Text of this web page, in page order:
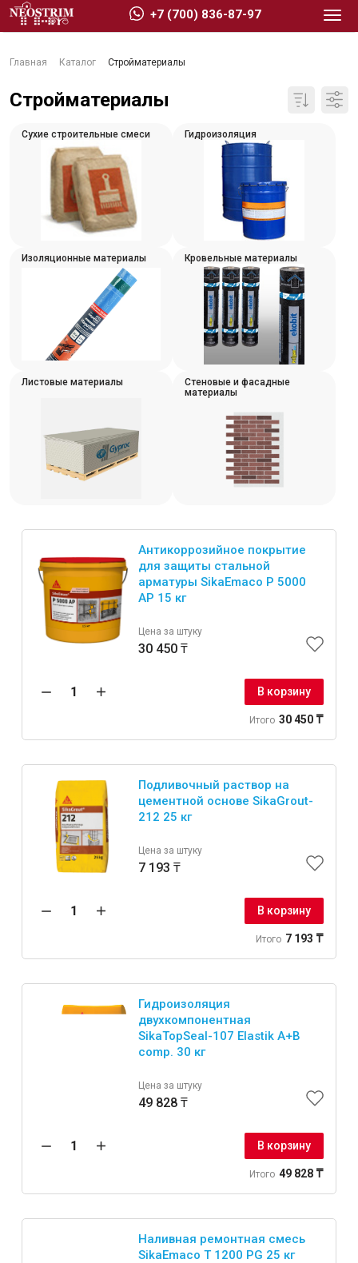
Главная Каталог Стройматериалы
Стройматериалы
Сухие строительные смеси Гидроизоляция
Изоляционные материалы Кровельные материалы
Листовые материалы
Стеновые и фасадные
материалы
Антикоррозийное покрытие
для защиты стальной
арматуры SikaEmaco P 5000
AP 15 кг
Цена за штуку
30 450 ₸
В корзину
Итого 30 450 ₸
Подливочный раствор на
цементной основе SikaGrout-
212 25 кг
Цена за штуку
7 193 ₸
В корзину
Итого 7 193 ₸
Гидроизоляция
двухкомпонентная
SikaTopSeal-107 Elastik A+B
comp. 30 кг
Цена за штуку
49 828 ₸
В корзину
Итого 49 828 ₸
Наливная ремонтная смесь
SikaEmaco T 1200 PG 25 кг
+7 (700) 836-87-97
Стройматериалы
Сухие строительные смеси
Гидроизоляция
Кровельные материалы
Интерьер и отделка
Герметики
Клеи, жидкие гвозди
Обои
Инженерные системы
Водоснабжение и водоотведение
Электро-оборудование
Инструменты
Малярный инструмент
Специализированный инструмент
Инструмент для штукатурно-отделочных работ
Сантехника
Монтажные ленты
Канаты, шнуры